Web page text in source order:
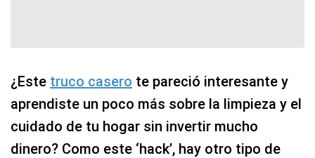
¿Este truco casero te pareció interesante y
aprendiste un poco más sobre la limpieza y el
cuidado de tu hogar sin invertir mucho
dinero? Como este ‘hack’, hay otro tipo de